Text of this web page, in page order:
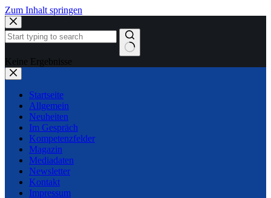
Zum Inhalt springen
Keine Ergebnisse
Startseite
Allgemein
Neuheiten
Im Gespräch
Kompetenzfelder
Magazin
Mediadaten
Newsletter
Kontakt
Impressum